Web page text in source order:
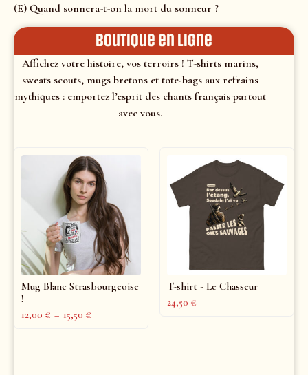
(E) Quand sonnera-t-on la mort du sonneur ?
Boutique en ligne
Affichez votre histoire, vos terroirs ! T-shirts marins,
sweats scouts, mugs bretons et tote-bags aux refrains
mythiques : emportez l’esprit des chants français partout
avec vous.
Mug Blanc Strasbourgeoise
!
12,00 € – 15,50 €
T-shirt - Le Chasseur
24,50 €